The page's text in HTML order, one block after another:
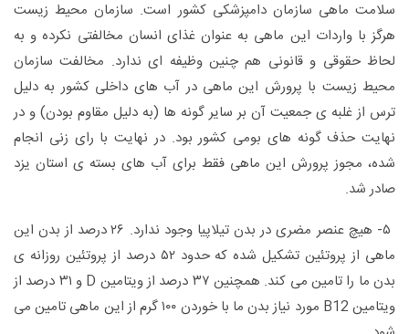
سلامت ماهی سازمان دامپزشکی کشور است. سازمان محیط زیست
هرگز با واردات این ماهی به عنوان غذای انسان مخالفتی نکرده و به
لحاظ حقوقی و قانونی هم چنین وظیفه ای ندارد. مخالفت سازمان
محیط زیست با پرورش این ماهی در آب های داخلی کشور به دلیل
ترس از غلبه ی جمعیت آن بر سایر گونه ها (به دلیل مقاوم بودن) و در
نهایت حذف گونه های بومی کشور بود. در نهایت با رای زنی انجام
شده، مجوز پرورش این ماهی فقط برای آب های بسته ی استان یزد
صادر شد.
۵- هیچ عنصر مضری در بدن تیلاپیا وجود ندارد. ۲۶ درصد از بدن این
ماهی از پروتئین تشکیل شده که حدود ۵۲ درصد از پروتئین روزانه ی
بدن ما را تامین می کند. همچنین ۳۷ درصد از ویتامین D و ۳۱ درصد از
ویتامین B12 مورد نیاز بدن ما با خوردن ۱۰۰ گرم از این ماهی تامین می